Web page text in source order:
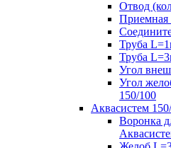
Отвод
Приемная
Труба
Труба
Угол
Угол
150/100
Аквасистем
Воронка